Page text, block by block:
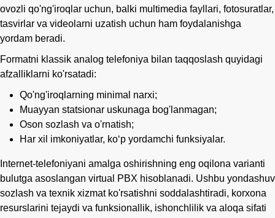
ovozli qo'ng'iroqlar uchun, balki multimedia fayllari, fotosuratlar,
tasvirlar va videolarni uzatish uchun ham foydalanishga
yordam beradi.
Formatni klassik analog telefoniya bilan taqqoslash quyidagi
afzalliklarni ko'rsatadi:
Qo'ng'iroqlarning minimal narxi;
Muayyan statsionar uskunaga bog'lanmagan;
Oson sozlash va o'rnatish;
Har xil imkoniyatlar, koʻp yordamchi funksiyalar.
Internet-telefoniyani amalga oshirishning eng oqilona varianti
bulutga asoslangan virtual PBX hisoblanadi. Ushbu yondashuv
sozlash va texnik xizmat ko'rsatishni soddalashtiradi, korxona
resurslarini tejaydi va funksionallik, ishonchlilik va aloqa sifati